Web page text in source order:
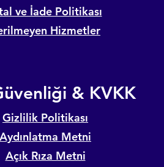
ve İade Politikası
Hizmetler
& KVKK
Gizlilik Politikası
Aydınlatma Metni
Açık Rıza Metni